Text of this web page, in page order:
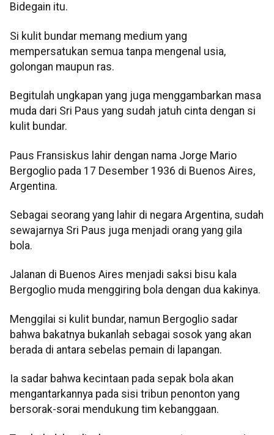
Bidegain itu.
Si kulit bundar memang medium yang
mempersatukan semua tanpa mengenal usia,
golongan maupun ras.
Begitulah ungkapan yang juga menggambarkan masa
muda dari Sri Paus yang sudah jatuh cinta dengan si
kulit bundar.
Paus Fransiskus lahir dengan nama Jorge Mario
Bergoglio pada 17 Desember 1936 di Buenos Aires,
Argentina.
Sebagai seorang yang lahir di negara Argentina, sudah
sewajarnya Sri Paus juga menjadi orang yang gila
bola.
Jalanan di Buenos Aires menjadi saksi bisu kala
Bergoglio muda menggiring bola dengan dua kakinya.
Menggilai si kulit bundar, namun Bergoglio sadar
bahwa bakatnya bukanlah sebagai sosok yang akan
berada di antara sebelas pemain di lapangan.
Ia sadar bahwa kecintaan pada sepak bola akan
mengantarkannya pada sisi tribun penonton yang
bersorak-sorai mendukung tim kebanggaan.